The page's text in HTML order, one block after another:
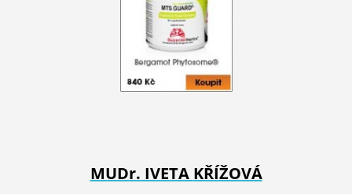
MUDr. IVETA KŘÍŽOVÁ